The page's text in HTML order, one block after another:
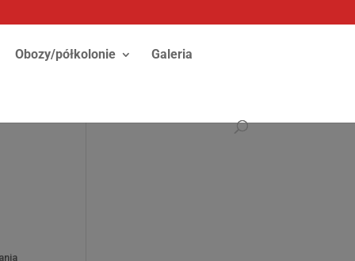
Obozy/półkolonie Galeria